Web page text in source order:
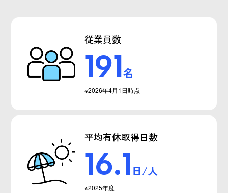
従業員数
191名
※2026年4月1日時点
平均有休取得日数
16.1 日/人
※2025年度